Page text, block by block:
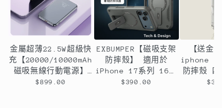
金屬超薄22.5W超級快
充【20000/10000mAh
磁吸無線行動電源】
PD22.5W快充行動電源
$899.00
EXBUMPER【磁吸支架
防摔殼】 適用於
iPhone 17系列 16系
列 15系列14系列13系
$390.00
【送金
iphone 金
防摔殼
囊設計